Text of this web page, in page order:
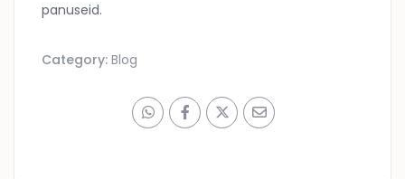
panuseid.
Category:Blog